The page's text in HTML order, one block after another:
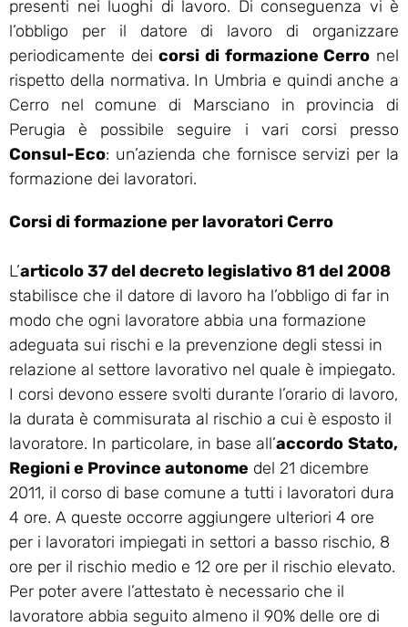
presenti nei luoghi di lavoro. Di conseguenza vi è
l’obbligo per il datore di lavoro di organizzare
periodicamente deicorsi di formazione Cerro nel
rispetto della normativa. In Umbria e quindi anche a
Cerro nel comune di Marsciano in provincia di
Perugia è possibile seguire i vari corsi presso
Consul-Eco: un’azienda che fornisce servizi per la
formazione dei lavoratori.
Corsi di formazione per lavoratori Cerro
L’articolo 37 del decreto legislativo 81 del 2008
stabilisce che il datore di lavoro ha l’obbligo di far in
modo che ogni lavoratore abbia una formazione
adeguata sui rischi e la prevenzione degli stessi in
relazione al settore lavorativo nel quale è impiegato.
I corsi devono essere svolti durante l’orario di lavoro,
la durata è commisurata al rischio a cui è esposto il
lavoratore. In particolare, in base all’accordo Stato,
Regioni e Province autonome del 21 dicembre
2011, il corso di base comune a tutti i lavoratori dura
4 ore. A queste occorre aggiungere ulteriori 4 ore
per i lavoratori impiegati in settori a basso rischio, 8
ore per il rischio medio e 12 ore per il rischio elevato.
Per poter avere l’attestato è necessario che il
lavoratore abbia seguito almeno il 90% delle ore di